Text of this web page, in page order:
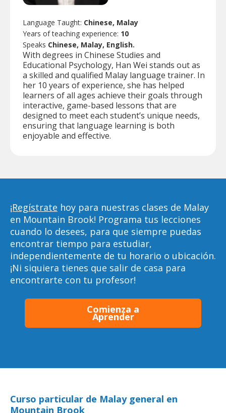
Language Taught: Chinese, Malay
Years of teaching experience: 10
Speaks Chinese, Malay, English.
With degrees in Chinese Studies and
Educational Psychology, Han Wei stands out as
a skilled and qualified Malay language trainer. In
her 10 years of experience, she has helped
learners of all ages achieve their goals through
interactive, game-based lessons that are
designed to meet each student’s unique needs,
ensuring that language learning is both
enjoyable and effective.
¡Regístrate hoy para nuestras clases de Malay
en Mountain Brook! Programa tus lecciones
cuando lo desees, para que siempre puedas
encontrar tiempo para estudiar,
independientemente de tu horario o ubicación.
¡Ni siquiera tienes que salir de casa para
encontrarte con tu profesor!
Comienza a
Aprender
Curso particular de Malay general en
Mountain Brook